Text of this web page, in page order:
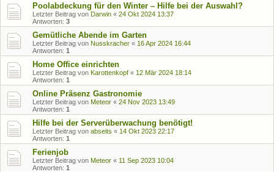
Poolabdeckung für den Winter – Hilfe bei der Auswahl?
Letzter Beitrag von Darwin « 24 Okt 2024 13:37
Antworten: 3
Gemütliche Abende im Garten
Letzter Beitrag von Nusskracher « 16 Apr 2024 16:44
Antworten: 1
Home Office einrichten
Letzter Beitrag von Karottenkopf « 12 Mär 2024 18:14
Antworten: 1
Online Präsenz Gastronomie
Letzter Beitrag von Meteor « 24 Nov 2023 13:49
Antworten: 1
Hilfe bei der Serverüberwachung benötigt!
Letzter Beitrag von abseits « 14 Okt 2023 22:17
Antworten: 1
Ferienjob
Letzter Beitrag von Meteor « 11 Sep 2023 10:04
Antworten: 1